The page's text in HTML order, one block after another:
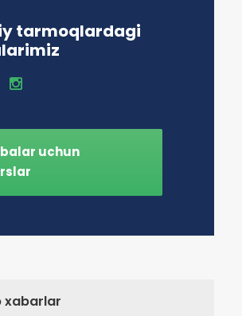
tarmoqlardagi
uchun
xabarlar